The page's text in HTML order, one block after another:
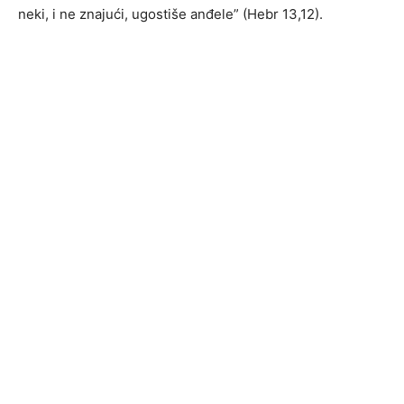
neki, i ne znajući, ugostiše anđele” (Hebr 13,12).